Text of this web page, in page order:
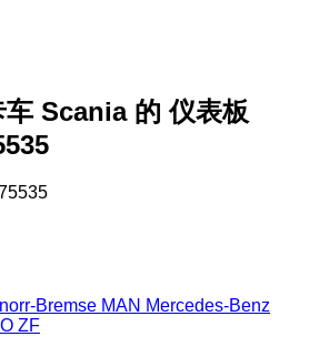
Scania 的 仪表板
Bremse MAN Mercedes-Benz
ZF